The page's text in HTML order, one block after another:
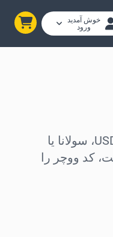
خوش آمدید
ورود
کارت‌های هدیه Swiggy را با بیت‌کوین، اتریوم، USDC، USDT، سولانا یا
کد ووچر را